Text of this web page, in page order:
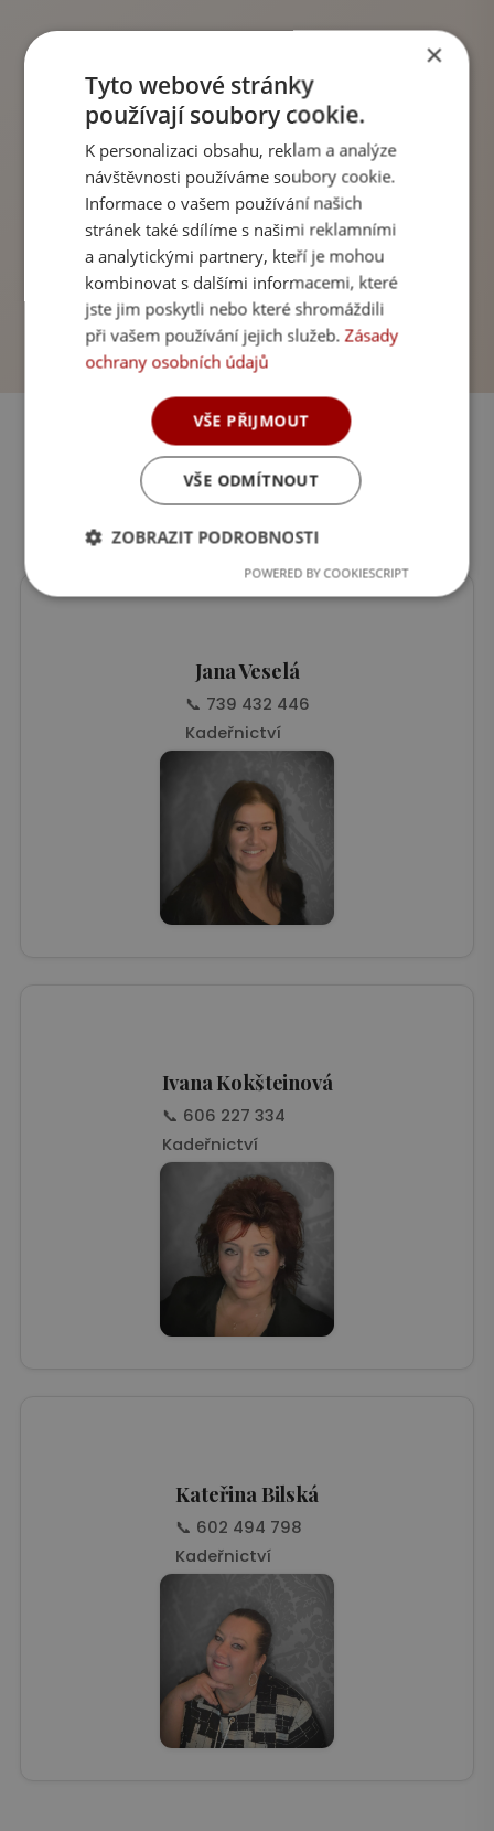
Kadeřnictví
Jana Veselá
📞 739 432 446
Kadeřnictví
Ivana Kokšteinová
📞 606 227 334
Kadeřnictví
Kateřina Bilská
📞 602 494 798
Kadeřnictví
×
Tyto webové stránky
používají soubory cookie.
K personalizaci obsahu, reklam a analýze
návštěvnosti používáme soubory cookie.
Informace o vašem používání našich
stránek také sdílíme s našimi reklamními
a analytickými partnery, kteří je mohou
kombinovat s dalšími informacemi, které
jste jim poskytli nebo které shromáždili
při vašem používání jejich služeb.Zásady
ochrany osobních údajů
VŠE PŘIJMOUT
VŠE ODMÍTNOUT
ZOBRAZIT PODROBNOSTI
nutné
Výkonové
soubory
Soubory
cílení
Funkční soubory
Nezařazené
Nezbytně nutné soubory
Výkonové soubory
Funkční soubory
POWERED BY COOKIESCRIPT